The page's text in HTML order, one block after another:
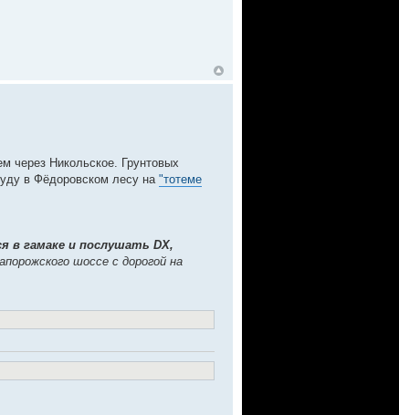
через Никольское. Грунтовых
в Фёдоровском лесу на "тотеме
в гамаке и послушать DX,
шоссе с дорогой на